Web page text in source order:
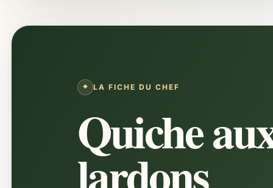
LA FICHE DU CHEF
Quiche
lardons